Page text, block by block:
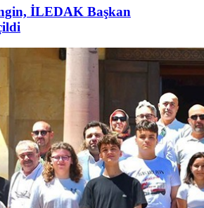
İLEDAK Başkan